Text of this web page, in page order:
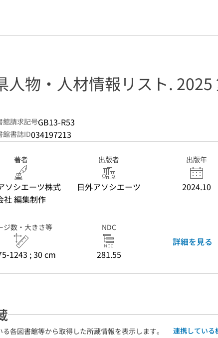
人物・人材情報リスト. 2025
館請求記号GB13-R53
館書誌ID034197213
著者
ソシエーツ株式
社 編集制作
出版者
日外アソシエーツ
出版年
2024.10
ジ数・大きさ等
1243 ; 30 cm
NDC
281.55
詳細を見る
各図書館等から取得した所蔵情報を表示します。
連携している